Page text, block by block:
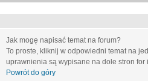
Jak mogę napisać temat na forum?
To proste, kliknij w odpowiedni temat na
uprawnienia są wypisane na dole stron for
Powrót do góry